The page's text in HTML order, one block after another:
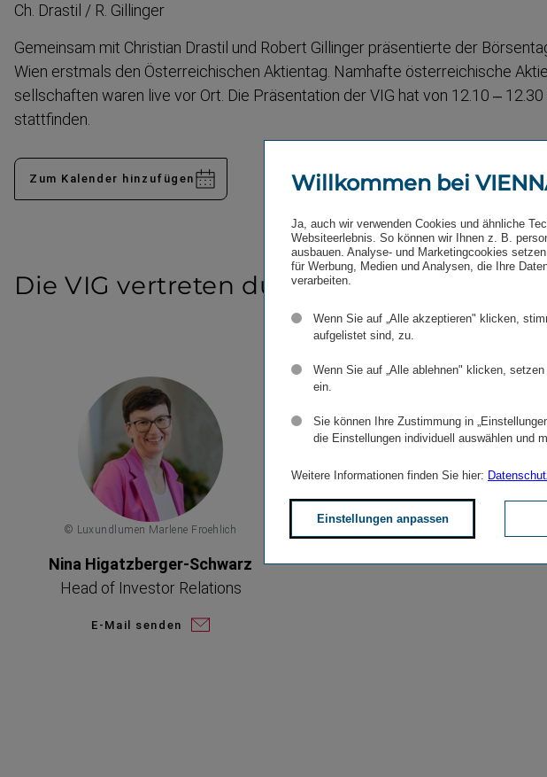
Ch. Drastil / R. Gillinger
Gemeinsam mit Christian Drastil und Robert Gillinger präsen­tierte der
Wien erstmals den Österrei­chischen Aktientag. Namhafte österrei­chische
sell­schaften waren live vor Ort. Die Präsen­tation der VIG hat von 12.10 – 12.30
stattfinden.
Zum Kalender hinzufügen
Die VIG vertreten durch
© Luxundlumen Marlene Froehlich
Nina Higatzberger-Schwarz
Head of Investor Relations
E-Mail senden
Willkommen bei
Ja, auch wir verwenden Cookies und ähnliche
Websiteerlebnis. So können wir Ihnen z. B.
ausbauen. Analyse- und Marketingcookies
für Werbung, Medien und Analysen, die Ihre
verarbeiten.
Wenn Sie auf „Alle akzeptieren" klicken,
aufgelistet sind, zu.
Wenn Sie auf „Alle ablehnen" klicken,
ein.
Sie können Ihre Zustimmung in
die Einstellungen individuell auswählen und
Weitere Informationen finden Sie hier:
Einstellungen anpassen